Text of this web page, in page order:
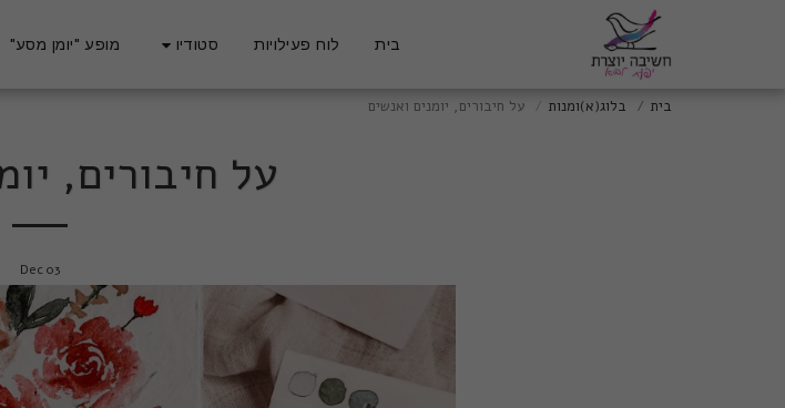
בית לוח פעילויות סטודיו מופע "יומן מסע"
בית בלוג(א)ומנות על חיבורים, יומנים ואנשים
על חיבורים,
03
Dec